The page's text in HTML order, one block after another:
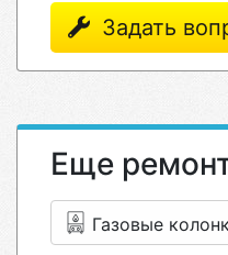
Задать
Еще
Газовые